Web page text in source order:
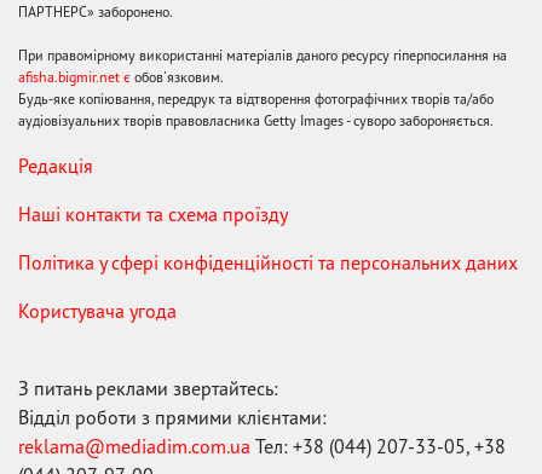
ПАРТНЕРС» заборонено.
При правомірному використанні матеріалів даного ресурсу гіперпосилання на
afisha.bigmir.net є обов'язковим.
Будь-яке копіювання, передрук та відтворення фотографічних творів та/або
аудіовізуальних творів правовласника Getty Images - суворо забороняється.
Редакція
Наші контакти та схема проїзду
Політика у сфері конфіденційності та персональних даних
Користувача угода
З питань реклами звертайтесь:
Відділ роботи з прямими клієнтами:
reklama@mediadim.com.ua Тел: +38 (044) 207-33-05, +38